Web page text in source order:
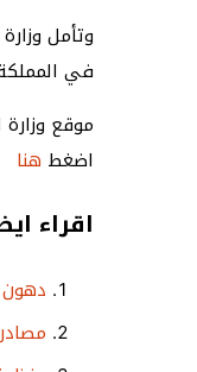
وتأمل
في
موقع وزارة
اضغط هنا
اقراء
دهون